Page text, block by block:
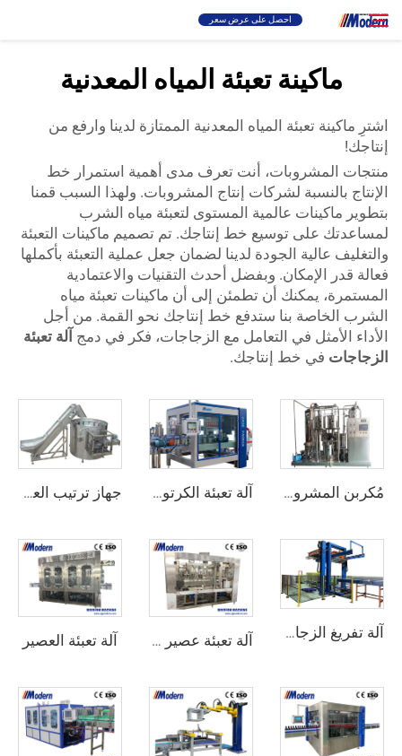
احصل على عرض سعر
تعبئة والتغليف
نبذة
فيديو
الاتصال
بحث
ماكينة تعبئة المياه المعدنية
اشترِ ماكينة تعبئة المياه المعدنية الممتازة لدينا وارفع من
إنتاجك!
منتجات المشروبات، أنت تعرف مدى أهمية استمرار خط
الإنتاج بالنسبة لشركات إنتاج المشروبات. ولهذا السبب قمنا
بتطوير ماكينات عالمية المستوى لتعبئة مياه الشرب
لمساعدتك على توسيع خط إنتاجك. تم تصميم ماكينات التعبئة
والتغليف عالية الجودة لدينا لضمان جعل عملية التعبئة بأكملها
فعالة قدر الإمكان. وبفضل أحدث التقنيات والاعتمادية
المستمرة، يمكنك أن تطمئن إلى أن ماكينات تعبئة مياه
الشرب الخاصة بنا ستدفع خط إنتاجك نحو القمة. من أجل
الأداء الأمثل في التعامل مع الزجاجات، فكر في دمج آلة تعبئة
الزجاجات في خط إنتاجك.
مُكربن المشروبات آلة تعبئة الكرتون الأوتوماتيكية جهاز ترتيب العلب الآلي
آلة تفريغ الزجاجات الفارغة
آلة تعبئة عصير العلب آلة تعبئة العصير